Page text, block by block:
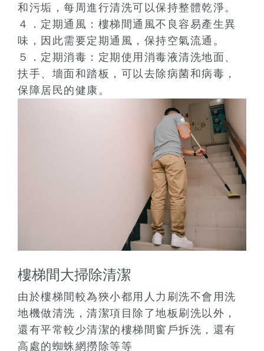
和污垢，每周進行清洗可以保持整體乾淨。
４．定期通風：樓梯間通風不良容易產生異
味，因此需要定期通風，保持空氣流通。
５．定期消毒：定期使用消毒液清洗地面、
扶手、墻面和踏板，可以去除病菌和病毒，
保障居民的健康。
樓梯間大掃除清潔
由於樓梯間較為狹小都用人力刷洗不會用洗
地機做清洗，清潔項目除了地板刷洗以外，
還有平常較少清潔的樓梯間窗戶拆洗，還有
高處的蜘蛛網撈除等等